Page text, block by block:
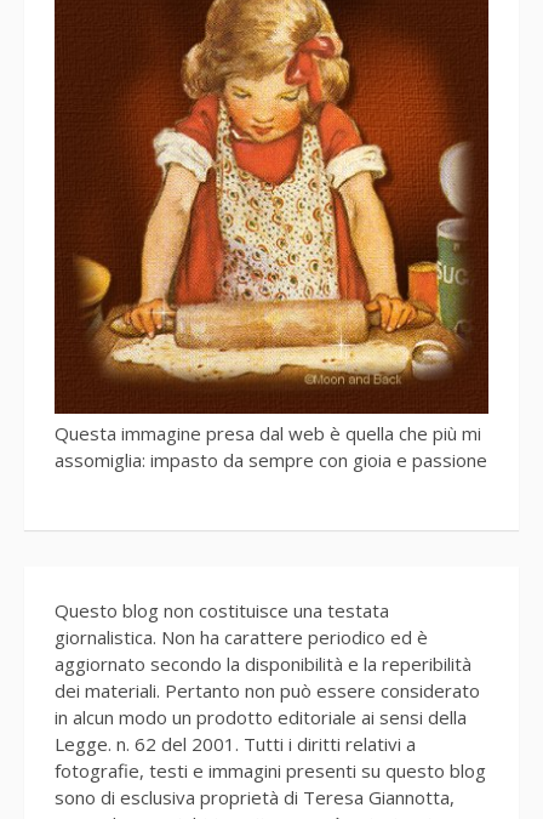
Questa immagine presa dal web è quella che più mi
assomiglia: impasto da sempre con gioia e passione
Questo blog non costituisce una testata
giornalistica. Non ha carattere periodico ed è
aggiornato secondo la disponibilità e la reperibilità
dei materiali. Pertanto non può essere considerato
in alcun modo un prodotto editoriale ai sensi della
Legge. n. 62 del 2001. Tutti i diritti relativi a
fotografie, testi e immagini presenti su questo blog
sono di esclusiva proprietà di Teresa Giannotta,